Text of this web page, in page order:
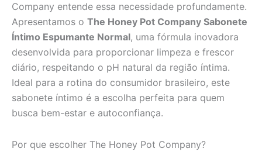
Company entende essa necessidade profundamente.
Apresentamos o The Honey Pot Company Sabonete
Íntimo Espumante Normal, uma fórmula inovadora
desenvolvida para proporcionar limpeza e frescor
diário, respeitando o pH natural da região íntima.
Ideal para a rotina do consumidor brasileiro, este
sabonete íntimo é a escolha perfeita para quem
busca bem-estar e autoconfiança.
Por que escolher The Honey Pot Company?